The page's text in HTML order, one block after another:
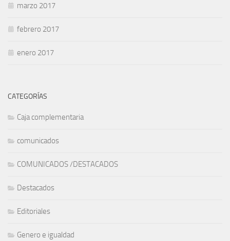
marzo 2017
febrero 2017
enero 2017
CATEGORÍAS
Caja complementaria
comunicados
COMUNICADOS /DESTACADOS
Destacados
Editoriales
Genero e igualdad